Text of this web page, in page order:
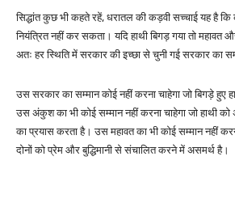
सिद्धांत कुछ भी कहते रहें, धरातल की कड़वी सच्चाई यह है
नियंत्रित नहीं कर सकता। यदि हाथी बिगड़ गया तो महावत
अतः हर स्थिति में सरकार की इच्छा से चुनी गई सरकार का
उस सरकार का सम्मान कोई नहीं करना चाहेगा जो बिगड़े हुए
उस अंकुश का भी कोई सम्मान नहीं करना चाहेगा जो हाथी को
का प्रयास करता है। उस महावत का भी कोई सम्मान नहीं
दोनों को प्रेम और बुद्धिमानी से संचालित करने में असमर्थ है।